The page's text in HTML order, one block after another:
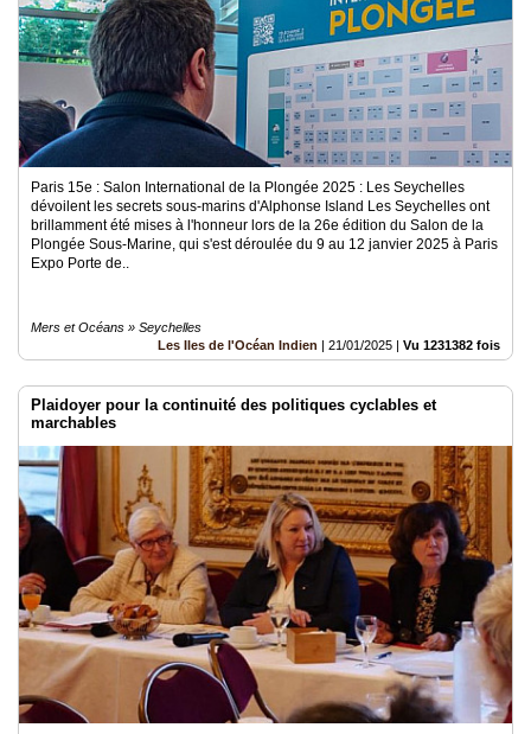
Paris 15e : Salon International de la Plongée 2025 : Les Seychelles
dévoilent les secrets sous-marins d'Alphonse Island Les Seychelles ont
brillamment été mises à l'honneur lors de la 26e édition du Salon de la
Plongée Sous-Marine, qui s'est déroulée du 9 au 12 janvier 2025 à Paris
Expo Porte de..
Mers et Océans » Seychelles
Les Iles de l'Océan Indien | 21/01/2025 | Vu 1231382 fois
Plaidoyer pour la continuité des politiques cyclables et
marchables